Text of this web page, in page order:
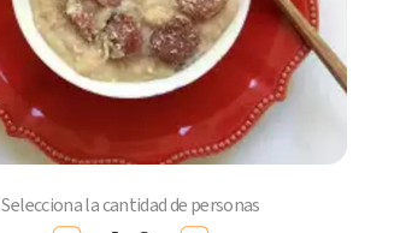
Selecciona la cantidad de personas